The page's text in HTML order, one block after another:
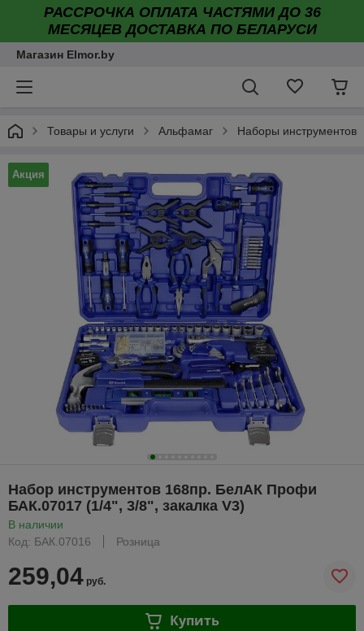
РАССРОЧКА ОПЛАТА ЧАСТЯМИ ДО 36
МЕСЯЦЕВ ДОСТАВКА ПО БЕЛАРУСИ
Магазин Elmor.by
Товары и услуги Альфамаг Наборы инструментов
Акция
Набор инструментов 168пр. БелАК Профи
БАК.07017 (1/4", 3/8", закалка V3)
В наличии
Код: БАК.07016
Розница
259,04 руб.
Купить